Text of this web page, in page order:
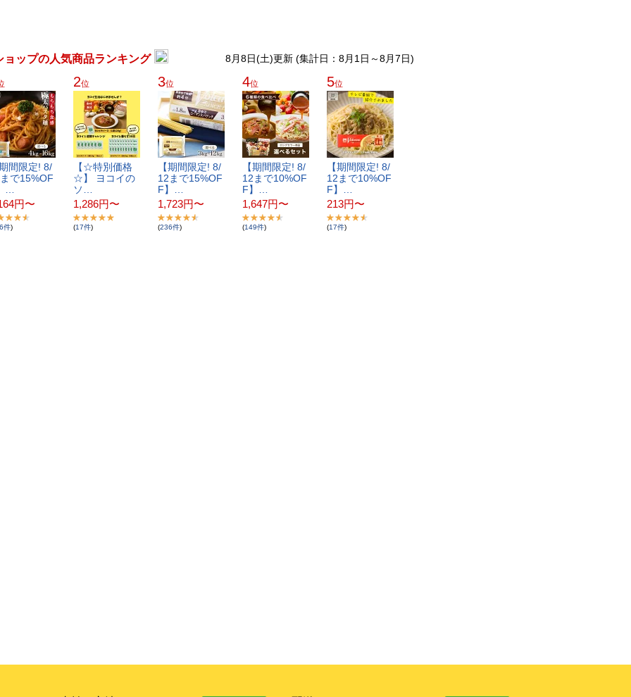
ョップの人気商品ランキング 8月8日(土)更新 (集計日：8月1日～8月7日)
間​限​定​!​ ​8​/​
で​1​5​%​O​F​
円〜
件)
2位
【​☆​特​別​価​格​
☆​】​ ​ヨ​コ​イ​の​
ソ​…
1,286円〜
(17件)
3位
【​期​間​限​定​!​ ​8​/​
1​2​ま​で​1​5​%​O​F​
F​】​…
1,723円〜
(236件)
4位
【​期​間​限​定​!​ ​8​/​
1​2​ま​で​1​0​%​O​F​
F​】​…
1,647円〜
(149件)
5位
【​期​間​限​定​!​ ​8​/​
1​2​ま​で​1​0​%​O​F​
F​】​…
213円〜
(17件)